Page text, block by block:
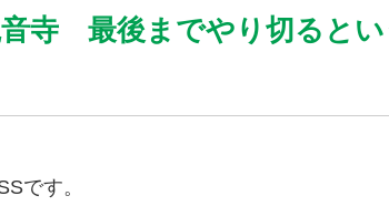
音寺 最後までやり切るとい
です。